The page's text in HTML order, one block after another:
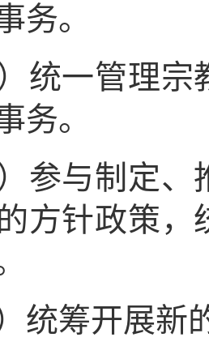
务。
一管理宗
务。
与制定、
方针政策，
筹开展新的